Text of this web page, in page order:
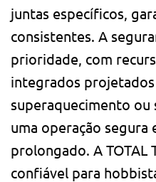
juntas específicos,
consistentes. A
prioridade, com
integrados
superaquecimento
uma operação segura
prolongado. A TOTAL
confiável para